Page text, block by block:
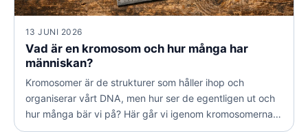
13 JUNI 2026
Vad är en kromosom och hur många har
människan?
Kromosomer är de strukturer som håller ihop och
organiserar vårt DNA, men hur ser de egentligen ut och
hur många bär vi på? Här går vi igenom kromosomernas